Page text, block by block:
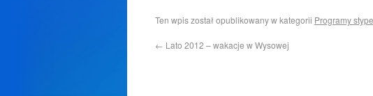
Ten wpis został opublikowany w kategorii Programy
← Lato 2012 – wakacje w Wysowej